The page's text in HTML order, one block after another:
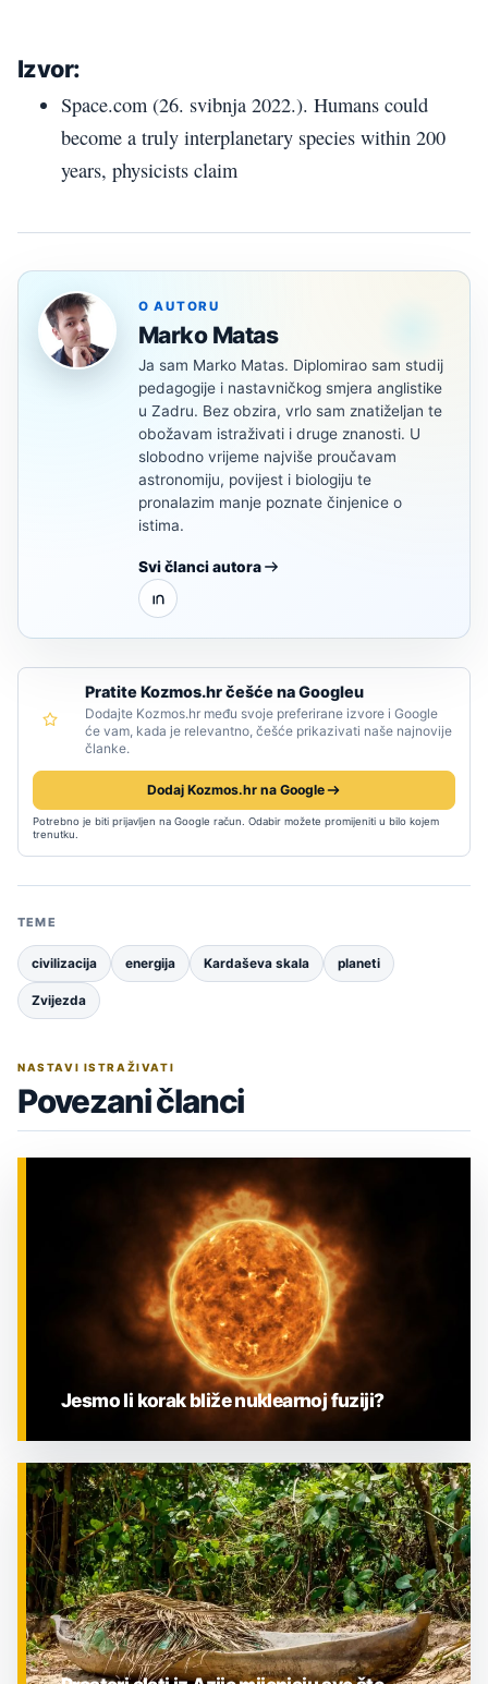
Izvor:
Space.com (26. svibnja 2022.). Humans could
become a truly interplanetary species within 200
years, physicists claim
O AUTORU
Marko Matas
Ja sam Marko Matas. Diplomirao sam studij
pedagogije i nastavničkog smjera anglistike
u Zadru. Bez obzira, vrlo sam znatiželjan te
obožavam istraživati i druge znanosti. U
slobodno vrijeme najviše proučavam
astronomiju, povijest i biologiju te
pronalazim manje poznate činjenice o
istima.
Svi članci autora
Pratite Kozmos.hr češće na Googleu
Dodajte Kozmos.hr među svoje preferirane izvore i Google
će vam, kada je relevantno, češće prikazivati naše najnovije
članke.
Dodaj Kozmos.hr na Google
Potrebno je biti prijavljen na Google račun. Odabir možete promijeniti u bilo kojem
trenutku.
TEME
civilizacija energija Kardaševa skala planeti
Zvijezda
NASTAVI ISTRAŽIVATI
Povezani članci
ZNANOST
Jesmo li korak bliže nuklearnoj fuziji?